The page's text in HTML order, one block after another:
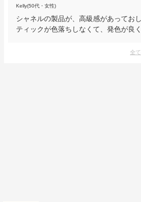
Kelly(50代・女性)
シャネルの製品が、高級感があってお
ティックが色落ちしなくて、発色が良
全